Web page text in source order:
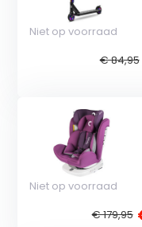
Niet op voorraad
€ 84,95
Niet op voorraad
€ 179,95